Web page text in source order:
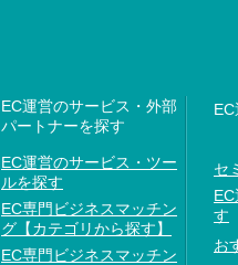
EC運営のサービス・外部
パートナーを探す
EC運営のサービス・ツー
ルを探す
EC専門ビジネスマッチン
グ【カテゴリから探す】
EC専門ビジネスマッチン
セ
す
お